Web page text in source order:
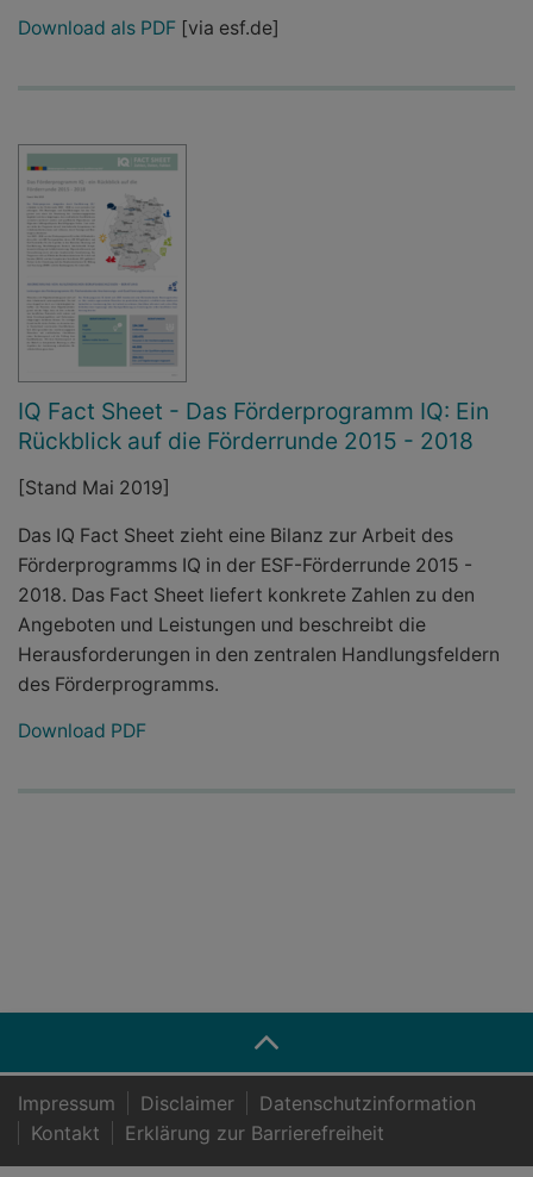
Download als PDF [via esf.de]
IQ Fact Sheet - Das Förderprogramm IQ: Ein
Rückblick auf die Förderrunde 2015 - 2018
[Stand Mai 2019]
Das IQ Fact Sheet zieht eine Bilanz zur Arbeit des
Förderprogramms IQ in der ESF-Förderrunde 2015 -
2018. Das Fact Sheet liefert konkrete Zahlen zu den
Angeboten und Leistungen und beschreibt die
Herausforderungen in den zentralen Handlungsfeldern
des Förderprogramms.
Download PDF
Impressum Disclaimer
Datenschutzinformation
Kontakt
Er­klä­rung zur Bar­rie­re­frei­heit